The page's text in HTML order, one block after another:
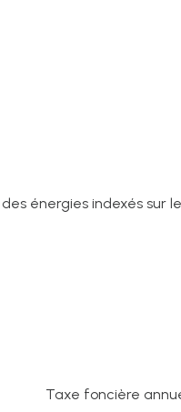
énergies indexés sur
Taxe foncière